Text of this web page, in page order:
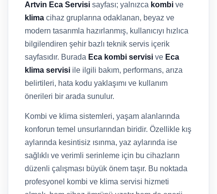
Artvin Eca Servisi sayfası; yalnızca kombi ve
klima cihaz gruplarına odaklanan, beyaz ve
modern tasarımla hazırlanmış, kullanıcıyı hızlıca
bilgilendiren şehir bazlı teknik servis içerik
sayfasıdır. Burada Eca kombi servisi ve Eca
klima servisi ile ilgili bakım, performans, arıza
belirtileri, hata kodu yaklaşımı ve kullanım
önerileri bir arada sunulur.
Kombi ve klima sistemleri, yaşam alanlarında
konforun temel unsurlarından biridir. Özellikle kış
aylarında kesintisiz ısınma, yaz aylarında ise
sağlıklı ve verimli serinleme için bu cihazların
düzenli çalışması büyük önem taşır. Bu noktada
profesyonel kombi ve klima servisi hizmeti